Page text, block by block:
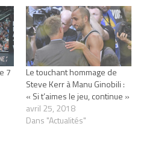
7
Le touchant hommage de
Steve Kerr à Manu Ginobili :
« Si t’aimes le jeu, continue »
avril 25, 2018
Dans "Actualités"